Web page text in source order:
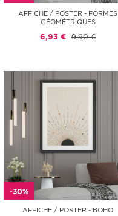
AFFICHE / POSTER - FORMES
GÉOMÉTRIQUES
6,93 € 9,90 €
-30%
AFFICHE / POSTER - BOHO